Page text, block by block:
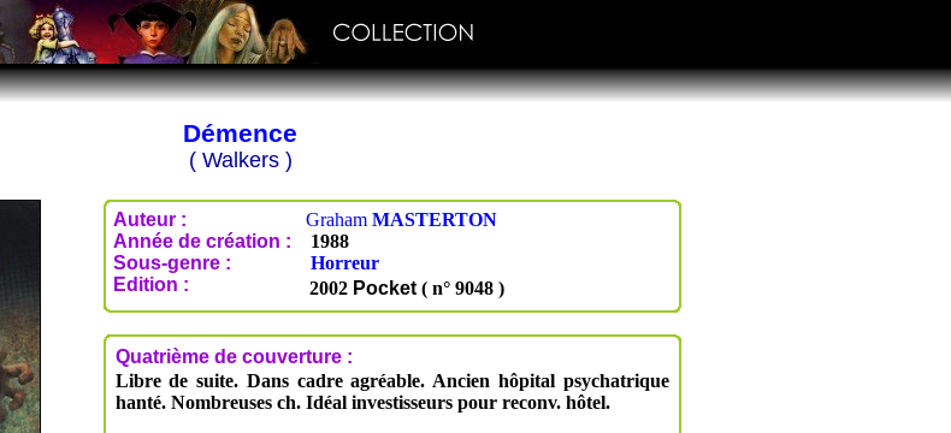
Démence
( Walkers )
Auteur : Graham MASTERTON
Année de création :
1988
Sous-genre :
Horreur
Edition :
2002 Pocket ( n° 9048 )
Quatrième de couverture :
Libre de suite. Dans cadre agréable. Ancien hôpital psychatrique
hanté. Nombreuses ch. Idéal investisseurs pour reconv. hôtel.